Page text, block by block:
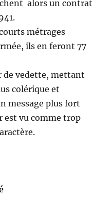
alors un contrat
métrages
ils en feront 77
de vedette, mettant
colérique et
message plus fort
est vu comme trop